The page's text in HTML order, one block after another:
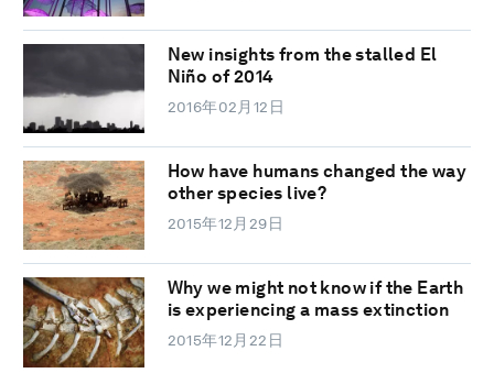
New insights from the stalled El
Niño of 2014
2016年02月12日
How have humans changed the way
other species live?
2015年12月29日
Why we might not know if the Earth
is experiencing a mass extinction
2015年12月22日